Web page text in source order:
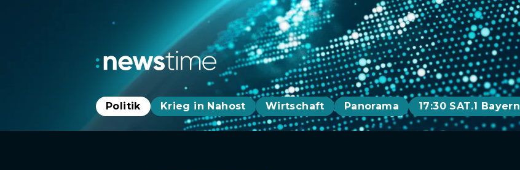
Politik Krieg in Nahost Wirtschaft Panorama 17:30 SAT.1 Bayern